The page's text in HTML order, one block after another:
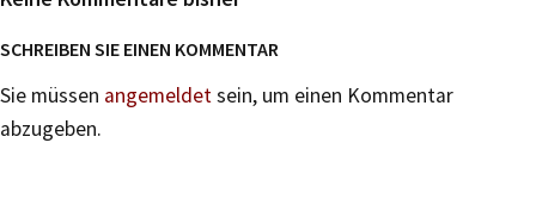
SCHREIBEN SIE EINEN KOMMENTAR
Sie müssen angemeldetsein, um einen Kommentar
abzugeben.